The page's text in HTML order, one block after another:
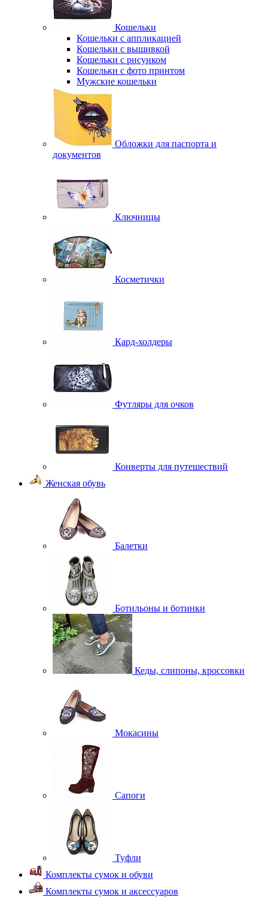
Кошельки
Кошельки с аппликацией
Кошельки с вышивкой
Кошельки с рисунком
Кошельки с фото принтом
Мужские кошельки
Обложки для паспорта и
документов
Ключницы
Косметички
Кард-холдеры
Футляры для очков
Конверты для путешествий
Женская обувь
Балетки
Ботильоны и ботинки
Кеды, слипоны, кроссовки
Мокасины
Сапоги
Туфли
Комплекты сумок и обуви
Комплекты сумок и аксессуаров